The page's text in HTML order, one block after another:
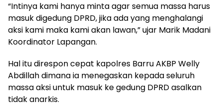
“Intinya kami hanya minta agar semua massa harus
masuk digedung DPRD, jika ada yang menghalangi
aksi kami maka kami akan lawan,” ujar Marik Madani
Koordinator Lapangan.
Hal itu direspon cepat kapolres Barru AKBP Welly
Abdillah dimana ia menegaskan kepada seluruh
massa aksi untuk masuk ke gedung DPRD asalkan
tidak anarkis.